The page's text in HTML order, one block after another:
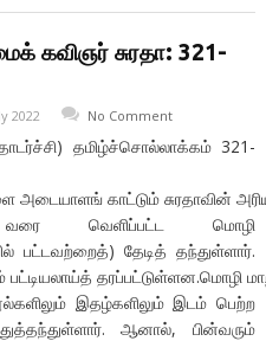
கவிஞர் சுரதா: 321-
2022 No Comment
தமிழ்ச்சொல்லாக்கம் 321-
காட்டும் சுரதாவின் அரிய
வெளிப்பட்ட மொழி
தேடித் தந்துள்ளார்.
பட்டியலாய்த் தரப்பட்டுள்ளன.மொழி
இதழ்களிலும் இடம் பெற்ற
ஆனால், பின்வரும்